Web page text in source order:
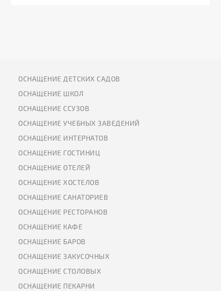
ОСНАЩЕНИЕ ДЕТСКИХ САДОВ
ОСНАЩЕНИЕ ШКОЛ
ОСНАЩЕНИЕ ССУЗОВ
ОСНАЩЕНИЕ УЧЕБНЫХ ЗАВЕДЕНИЙ
ОСНАЩЕНИЕ ИНТЕРНАТОВ
ОСНАЩЕНИЕ ГОСТИНИЦ
ОСНАЩЕНИЕ ОТЕЛЕЙ
ОСНАЩЕНИЕ ХОСТЕЛОВ
ОСНАЩЕНИЕ САНАТОРИЕВ
ОСНАЩЕНИЕ РЕСТОРАНОВ
ОСНАЩЕНИЕ КАФЕ
ОСНАЩЕНИЕ БАРОВ
ОСНАЩЕНИЕ ЗАКУСОЧНЫХ
ОСНАЩЕНИЕ СТОЛОВЫХ
ОСНАЩЕНИЕ ПЕКАРНИ